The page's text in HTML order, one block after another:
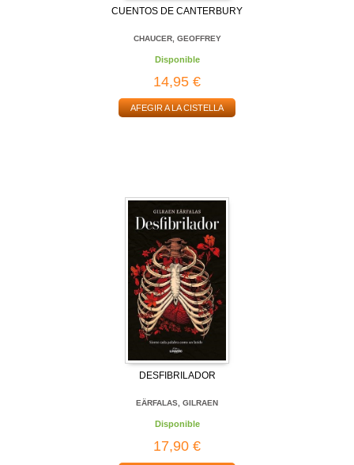
CUENTOS DE CANTERBURY
CHAUCER, GEOFFREY
Disponible
14,95 €
AFEGIR A LA CISTELLA
DESFIBRILADOR
EÄRFALAS, GILRAEN
Disponible
17,90 €